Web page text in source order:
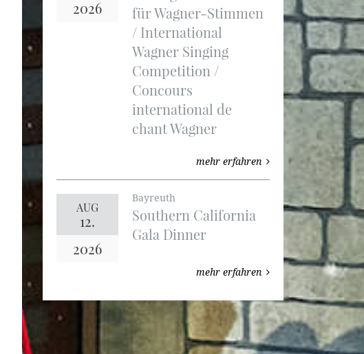
2026
für Wagner-Stimmen
/ International
Wagner Singing
Competition /
Concours
international de
chant Wagner
mehr erfahren
AUG
12.
2026
Bayreuth
Southern California
Gala Dinner
mehr erfahren